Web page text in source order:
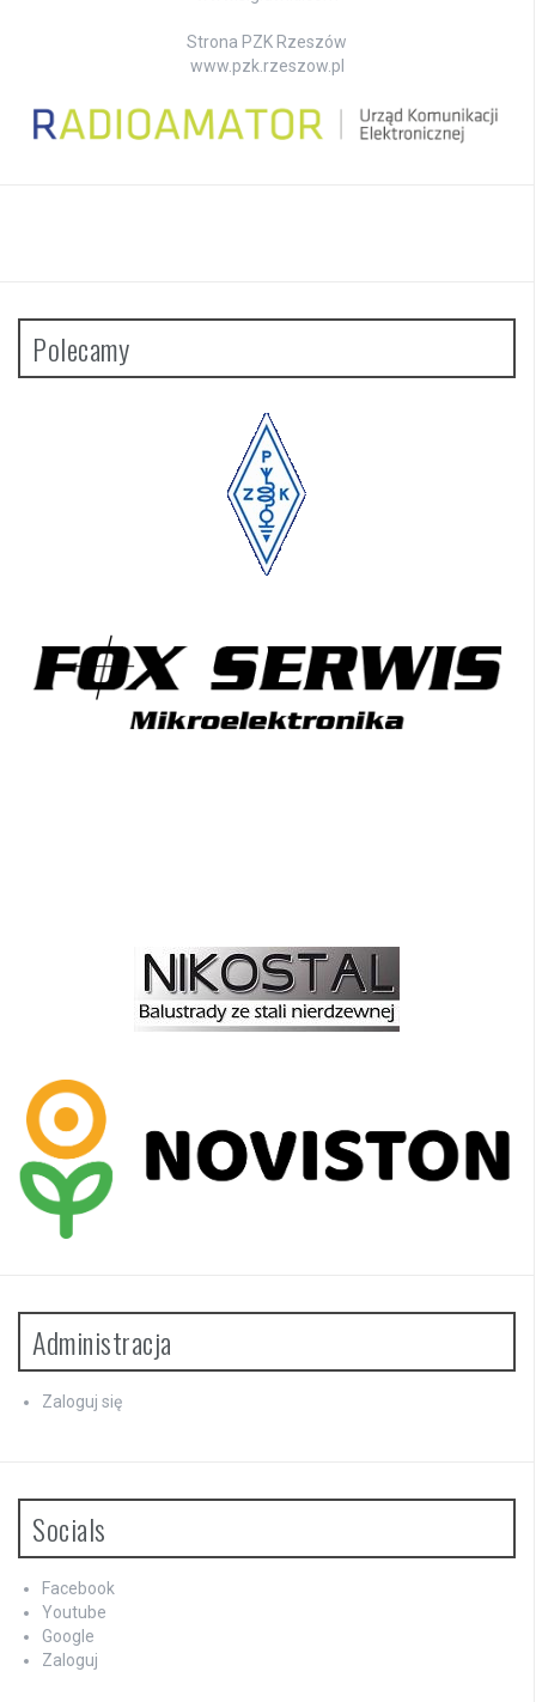
Strona PZK Rzeszów
www.pzk.rzeszow.pl
Polecamy
Administracja
Zaloguj się
Socials
Facebook
Youtube
Google
Zaloguj